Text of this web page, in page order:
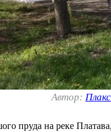
Автор:
пруда на реке